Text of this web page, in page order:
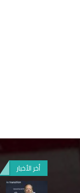
أخر الأخبار